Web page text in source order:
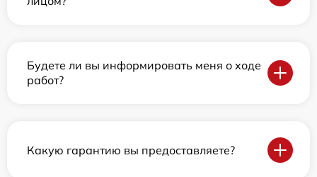
Будете ли вы информировать меня о ходе
работ?
Какую гарантию вы предоставляете?